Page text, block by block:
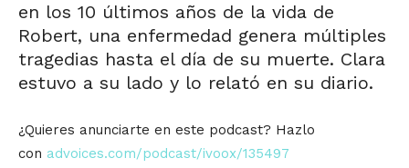
en los 10 últimos años de la vida de
Robert, una enfermedad genera múltiples
tragedias hasta el día de su muerte. Clara
estuvo a su lado y lo relató en su diario.
¿Quieres anunciarte en este podcast? Hazlo
con advoices.com/podcast/ivoox/135497